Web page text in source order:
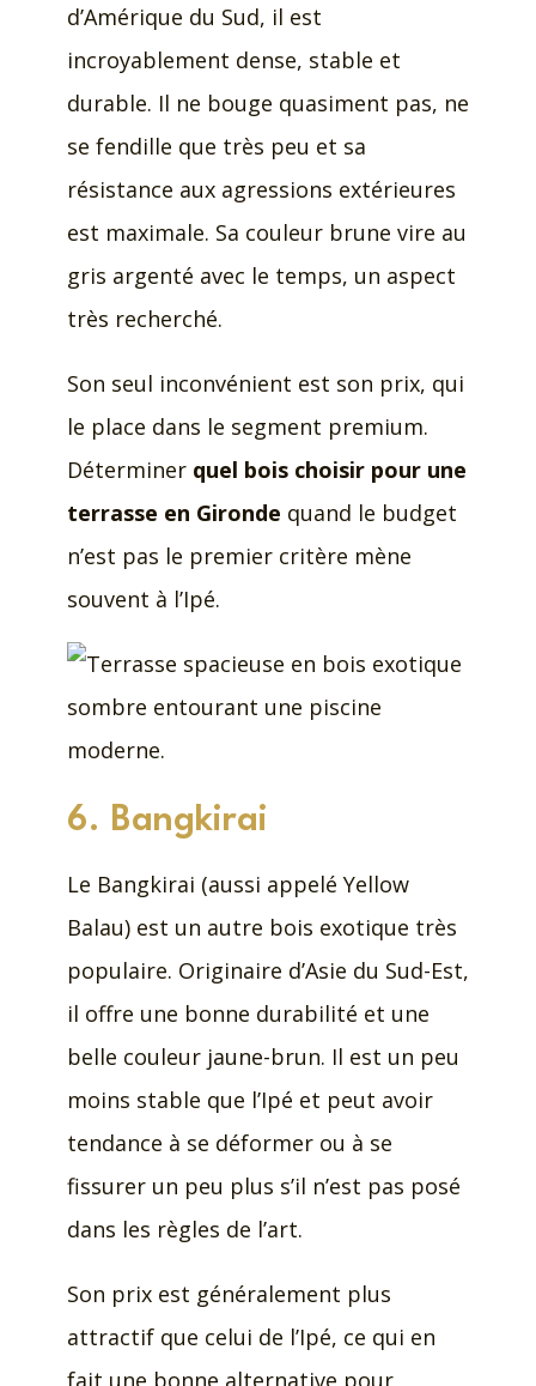
d’Amérique du Sud, il est
incroyablement dense, stable et
durable. Il ne bouge quasiment pas, ne
se fendille que très peu et sa
résistance aux agressions extérieures
est maximale. Sa couleur brune vire au
gris argenté avec le temps, un aspect
très recherché.
Son seul inconvénient est son prix, qui
le place dans le segment premium.
Déterminer quel bois choisir pour une
terrasse en Gironde quand le budget
n’est pas le premier critère mène
souvent à l’Ipé.
6. Bangkirai
Le Bangkirai (aussi appelé Yellow
Balau) est un autre bois exotique très
populaire. Originaire d’Asie du Sud-Est,
il offre une bonne durabilité et une
belle couleur jaune-brun. Il est un peu
moins stable que l’Ipé et peut avoir
tendance à se déformer ou à se
fissurer un peu plus s’il n’est pas posé
dans les règles de l’art.
Son prix est généralement plus
attractif que celui de l’Ipé, ce qui en
fait une bonne alternative pour